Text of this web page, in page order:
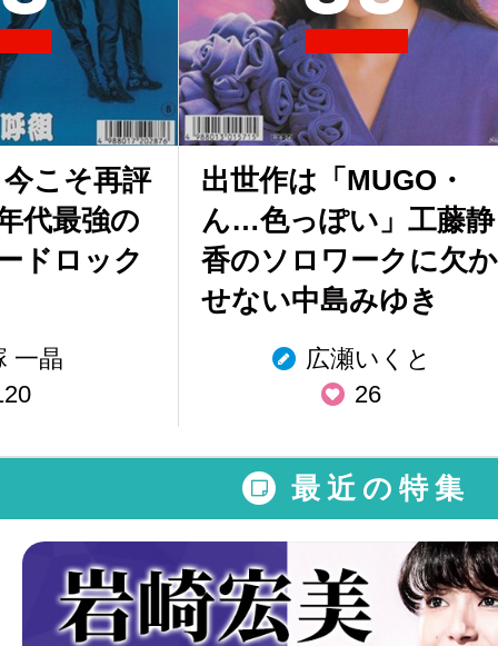
こそ再評
代最強の
ドロック
一晶
出世作は「MUGO・
ん…色っぽい」工藤静
香のソロワークに欠か
せない中島みゆき
広瀬いくと
26
最近の特集